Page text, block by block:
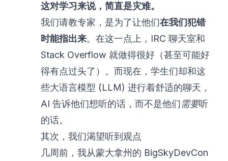
这对学习来说，简直是灾难。
我们请教专家，是为了让他们在我们犯错
时能指出来。在这一点上，IRC 聊天室和
Stack Overflow 就做得很好（甚至可能好
得有点过头了）。而现在，学生们却和这
些大语言模型 (LLM) 进行着舒适的聊天，
AI 告诉他们想听的话，而不是他们需要听
的话。
其次，我们渴望听到观点
几周前，我从蒙大拿州的 BigSkyDevCon